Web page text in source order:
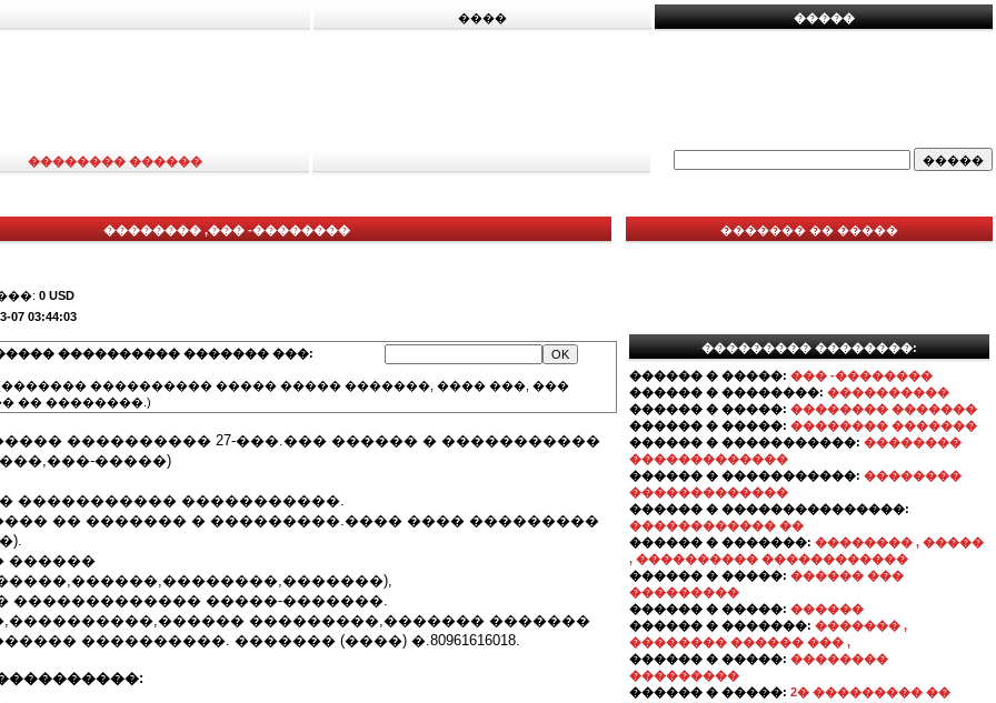
���� �����
�������� ������
�������� ,��� -��������
0 USD
07 03:44:03
���������� ������� ���:
���������� ����� ����� �������, ���� ���, ���
�� ��������.)
���������� 27-���.��� ������ � �����������
�����)
����������� �����������.
�� ������� � ���������.���� ���� ���������
������
������������� �����-�������.
���������,������� �������
����������. ������� (����) �.80961616018.
������� �� �����
��������� ��������:
������ � �����: ��� -��������
������ � ��������: ����������
������ � �����: �������� �������
������ � �����: �������� �������
������ � �����������: ��������
�������������
������ � �����������: ��������
�������������
������ � ���������������:
������������ ��
������ � �������: �������� , �����
, ���������� ������������
������ � �����: ������ ���
���������
������ � �����: ������
������ � �������: ������� ,
�������� ������ ��� ,
������ � �����: ��������
���������
������ � �����: 2� ��������� ��